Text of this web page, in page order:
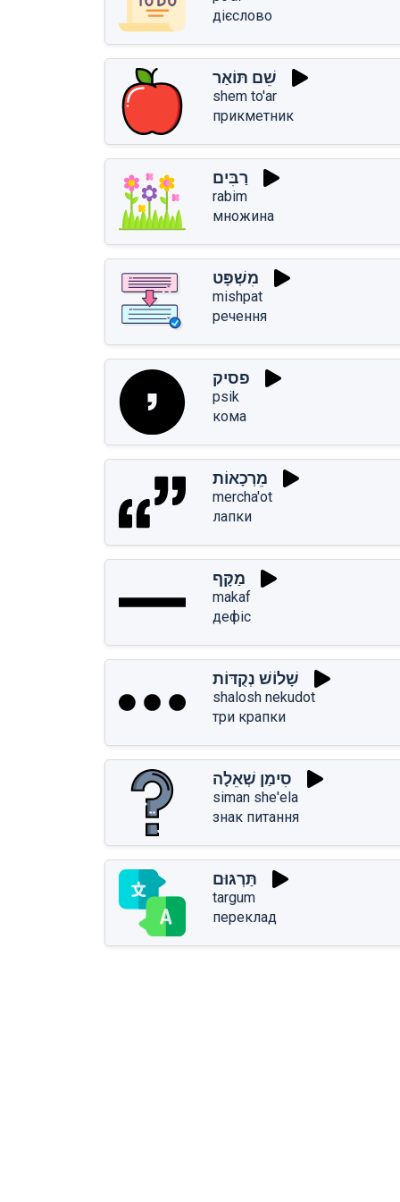
дієслово
שֵׁם תּוֹאַר
shem to'ar
прикметник
רַבִּים
rabim
множина
מִשְׁפָּט
mishpat
речення
פסיק
psik
кома
מֵרְכָאוֹת
mercha'ot
лапки
מַקָּף
makaf
дефіс
שָׁלוֹשׁ נְקֻדּוֹת
shalosh nekudot
три крапки
סִימַן שְׁאֵלָה
siman she'ela
знак питання
תַּרְגּוּם
targum
переклад